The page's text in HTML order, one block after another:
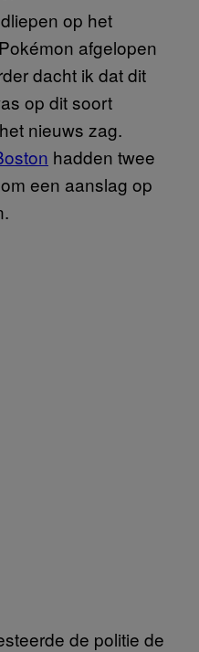
op het
afgelopen
dacht ik dat dit
op dit soort
nieuws zag.
hadden twee
een aanslag op
de politie de